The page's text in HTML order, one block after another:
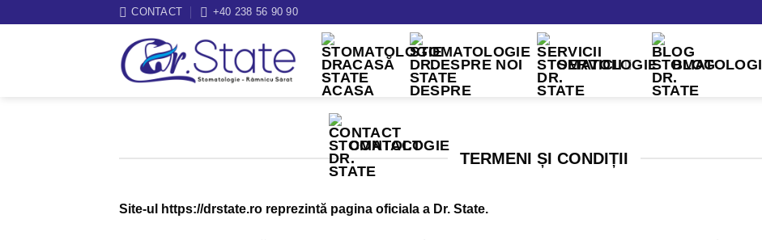
CONTACT +40 238 56 90 90
ACASĂ DESPRE NOI SERVICII BLOG
CONTACT
TERMENI ȘI CONDIȚII
Site-ul https://drstate.ro reprezintă pagina oficiala a Dr. State.